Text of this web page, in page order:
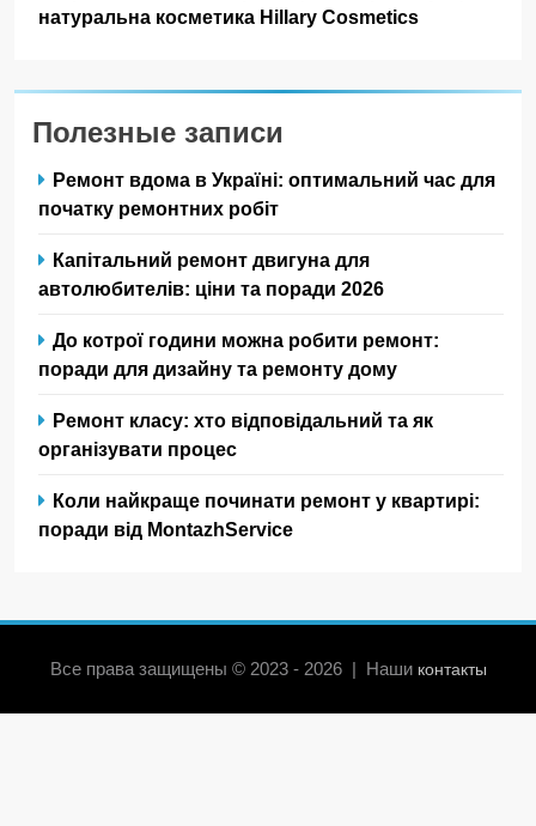
натуральна косметика Hillary Cosmetics
Полезные записи
Ремонт вдома в Україні: оптимальний час для
початку ремонтних робіт
Капітальний ремонт двигуна для
автолюбителів: ціни та поради 2026
До котрої години можна робити ремонт:
поради для дизайну та ремонту дому
Ремонт класу: хто відповідальний та як
організувати процес
Коли найкраще починати ремонт у квартирі:
поради від MontazhService
Все права защищены © 2023 - 2026 | Наши контакты